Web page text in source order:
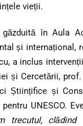
vieții.
găzduită în Aula
și internațional,
a inclus
și Cercetării,
Științifice și
UNESCO.
trecutul, clădind